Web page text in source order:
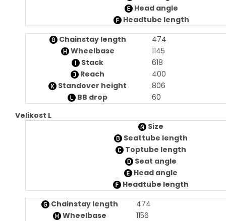
Head angle
Headtube length
Chainstay length
474
Wheelbase
1145
Stack
618
Reach
400
Standover height
806
BB drop
60
Velikost L
Size
Seattube length
Toptube length
Seat angle
Head angle
Headtube length
Chainstay length
474
Wheelbase
1156